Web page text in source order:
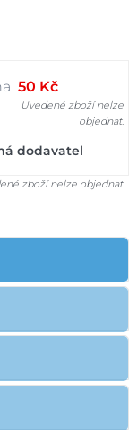
50 Kč
Uvedené zboží nelze
objednat.
dodavatel
zboží nelze objednat.